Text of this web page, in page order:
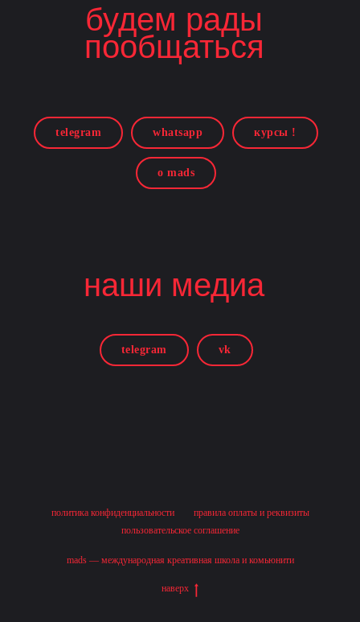
будем рады
пообщаться
telegram whatsapp курсы !
о mads
наши медиа
telegram vk
политика конфиденциальности
правила оплаты и реквизиты
пользовательское соглашение
mads — международная креативная школа и комьюнити
наверх